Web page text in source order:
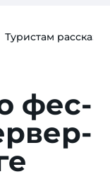
Туристам
фес­